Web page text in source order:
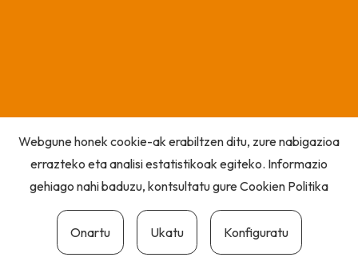
Webgune honek cookie-ak erabiltzen ditu, zure nabigazioa
errazteko eta analisi estatistikoak egiteko. Informazio
gehiago nahi baduzu, kontsultatu gureCookien Politika
Onartu Ukatu Konfiguratu